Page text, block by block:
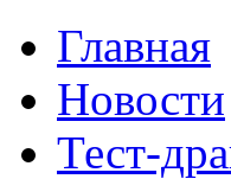
Главная
Новости
Тест-